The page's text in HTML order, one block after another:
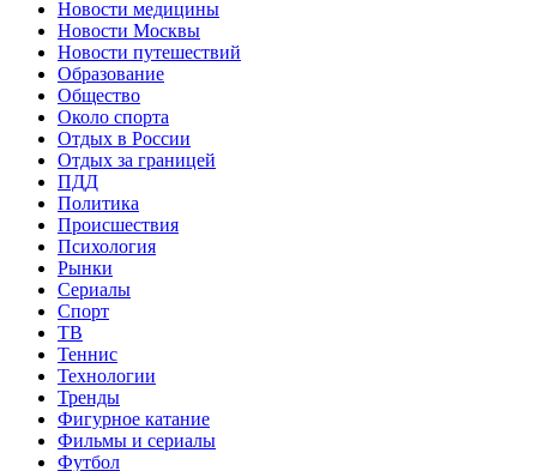
Новости медицины
Новости Москвы
Новости путешествий
Образование
Общество
Около спорта
Отдых в России
Отдых за границей
ПДД
Политика
Происшествия
Психология
Рынки
Сериалы
Спорт
ТВ
Теннис
Технологии
Тренды
Фигурное катание
Фильмы и сериалы
Футбол